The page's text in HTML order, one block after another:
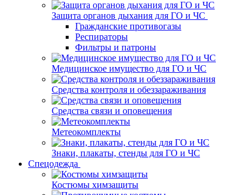
Защита органов дыхания для ГО и ЧС
Гражданские противогазы
Респираторы
Фильтры и патроны
Медицинское имущество для ГО и ЧС
Средства контроля и обеззараживания
Средства связи и оповещения
Метеокомплекты
Знаки, плакаты, стенды для ГО и ЧС
Спецодежда
Костюмы химзащиты